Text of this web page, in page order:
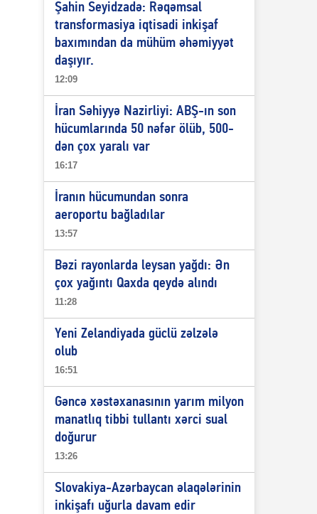
Şahin Seyidzadə: Rəqəmsal
transformasiya iqtisadi inkişaf
baxımından da mühüm əhəmiyyət
daşıyır.
12:09
İran Səhiyyə Nazirliyi: ABŞ-ın son
hücumlarında 50 nəfər ölüb, 500-
dən çox yaralı var
16:17
İranın hücumundan sonra
aeroportu bağladılar
13:57
Bəzi rayonlarda leysan yağdı: Ən
çox yağıntı Qaxda qeydə alındı
11:28
Yeni Zelandiyada güclü zəlzələ
olub
16:51
Gəncə xəstəxanasının yarım milyon
manatlıq tibbi tullantı xərci sual
doğurur
13:26
Slovakiya-Azərbaycan əlaqələrinin
inkişafı uğurla davam edir